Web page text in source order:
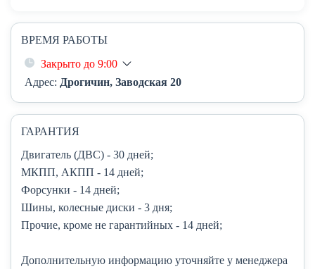
ВРЕМЯ РАБОТЫ
Закрыто до 9:00
Адрес: Дрогичин, Заводская 20
ГАРАНТИЯ
Двигатель (ДВС) - 30 дней;
МКПП, АКПП - 14 дней;
Форсунки - 14 дней;
Шины, колесные диски - 3 дня;
Прочие, кроме не гарантийных - 14 дней;
Дополнительную информацию уточняйте у менеджера